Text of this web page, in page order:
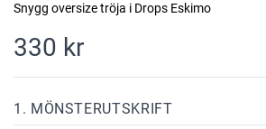
Snygg oversize tröja i Drops Eskimo
330 kr
1. MÖNSTERUTSKRIFT